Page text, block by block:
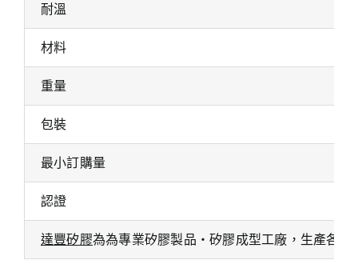
耐溫
材料
重量
包裝
最小訂購量
認證
達豐矽膠為為專業矽膠製品・矽膠成型工廠，生產各